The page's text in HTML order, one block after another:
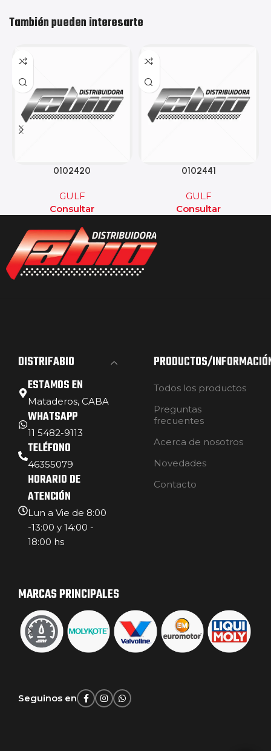
También pueden interesarte
0102420
GULF
Consultar
0102441
GULF
Consultar
DISTRIFABIO
ESTAMOS EN
Mataderos, CABA
WHATSAPP
11 5482-9113
TELÉFONO
46355079
HORARIO DE
ATENCIÓN
Lun a Vie de 8:00
-13:00 y 14:00 -
18:00 hs
PRODUCTOS/
Todos los productos
Preguntas
frecuentes
Acerca de nosotros
Novedades
Contacto
MARCAS PRINCIPALES
Seguinos en